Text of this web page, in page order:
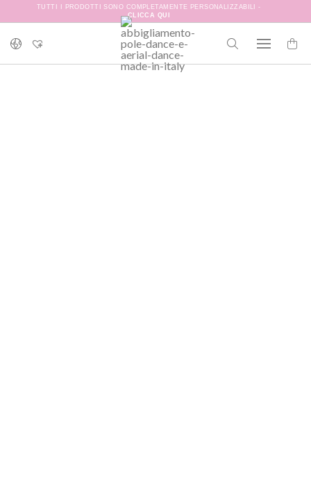
TUTTI I PRODOTTI SONO COMPLETAMENTE PERSONALIZZABILI -
CLICCA QUI